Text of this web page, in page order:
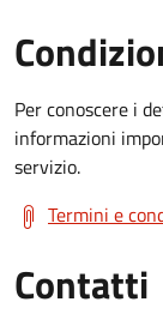
Per conoscere i
informazioni
servizio.
Termini e
Contatti